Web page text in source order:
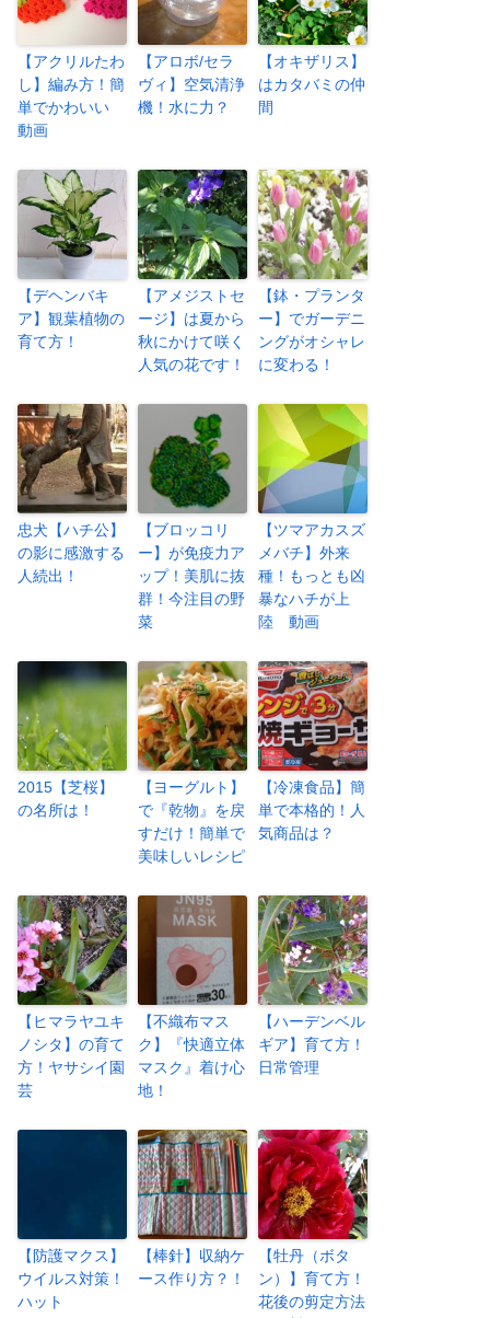
【アクリルたわ
し】編み方！簡
単でかわいい
動画
【アロボ/セラ
ヴィ】空気清浄
機！水に力？
【オキザリス】
はカタバミの仲
間
【デヘンバキ
ア】観葉植物の
育て方！
【アメジストセ
ージ】は夏から
秋にかけて咲く
人気の花です！
【鉢・プランタ
ー】でガーデニ
ングがオシャレ
に変わる！
忠犬【ハチ公】
の影に感激する
人続出！
【ブロッコリ
ー】が免疫力ア
ップ！美肌に抜
群！今注目の野
菜
【ツマアカスズ
メバチ】外来
種！もっとも凶
暴なハチが上
陸 動画
2015【芝桜】
の名所は！
【ヨーグルト】
で『乾物』を戻
すだけ！簡単で
美味しいレシピ
【冷凍食品】簡
単で本格的！人
気商品は？
【ヒマラヤユキ
ノシタ】の育て
方！ヤサシイ園
芸
【不織布マス
ク】『快適立体
マスク』着け心
地！
【ハーデンベル
ギア】育て方！
日常管理
【防護マクス】
ウイルス対策！
ハット
【棒針】収納ケ
ース作り方？！
【牡丹（ボタ
ン）】育て方！
花後の剪定方法